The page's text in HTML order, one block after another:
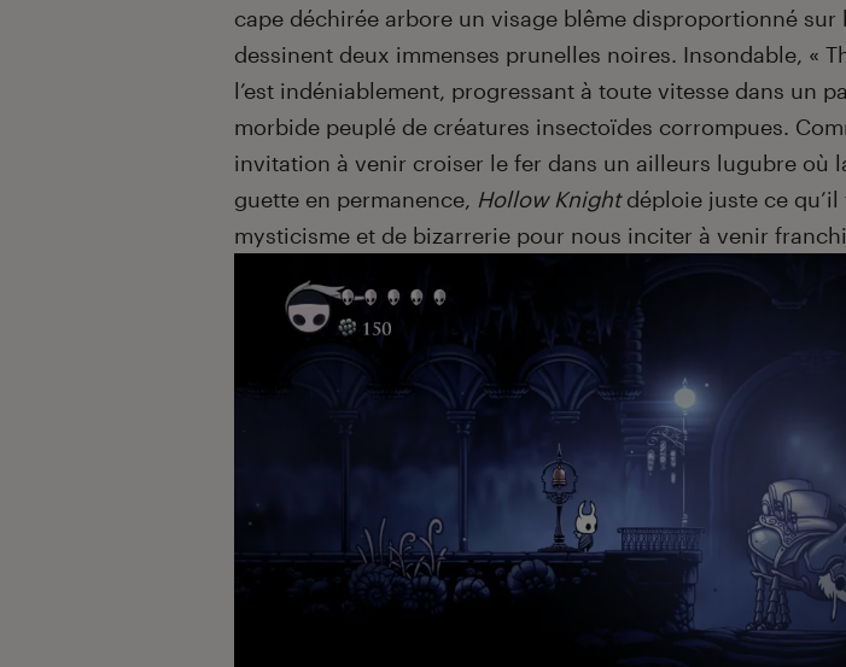
cape déchirée arbore un visage blême disproportionné sur
dessinent deux immenses prunelles noires. Insondable, «
l’est indéniablement, progressant à toute vitesse dans un
morbide peuplé de créatures insectoïdes corrompues.
invitation à venir croiser le fer dans un ailleurs lugubre où
guette en permanence, Hollow Knightdéploie juste ce qu’il
mysticisme et de bizarrerie pour nous inciter à venir